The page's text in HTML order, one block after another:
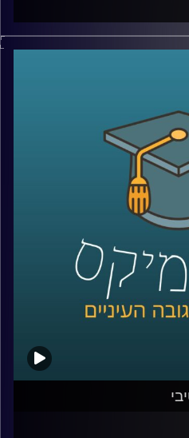
המילה “רחפן”, כנראה שהיינו
גאדג’ט מגניב. היום התמונה
לבצע חלק מהמשימות
יותר, עולה שאלה
יודעת לעשות: האם
אדם צריך לקבל את ההחלטה,
את זה? ואם היא טועה, מי
זוהר, דוקטור למשפטים
קטלניים ומשמעות